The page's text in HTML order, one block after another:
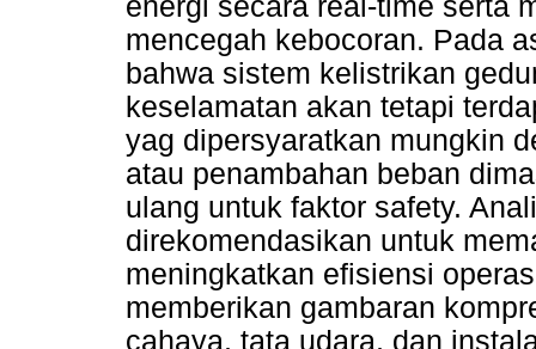
energi secara real-time serta
mencegah kebocoran. Pada
bahwa sistem kelistrikan
keselamatan akan tetapi
yag dipersyaratkan mungkin
atau penambahan beban
ulang untuk faktor safety.
direkomendasikan untuk
meningkatkan efisiensi
memberikan gambaran
cahaya, tata udara, dan